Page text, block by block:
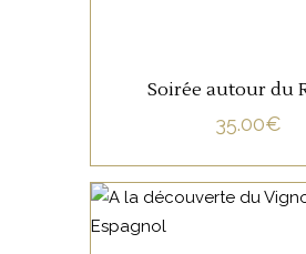
Soirée autour du
35.00€